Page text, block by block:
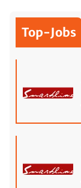
Top-Jobs